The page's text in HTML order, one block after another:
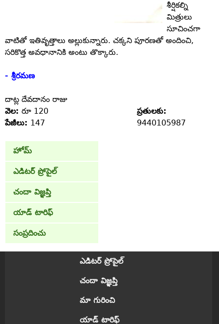
శీర్షికల్ని
మిత్రులు
సూచించగా
వాటితో ఇతివృత్తాలు అల్లుకున్నారు. చక్కని పూరణతో అందించి,
సరికొత్త అవధానానికి అంటు తొక్కారు.
- శ్రీరమణ
దాట్ల దేవదానం రాజు
వెల: రూ 120
పేజీలు: 147
ప్రతులకు:
9440105987
హోమ్
ఎడిటర్ ప్రోపైల్
చందా విజ్ఞప్తి
యాడ్ టారిఫ్
సంప్రదించు
ఎడిటర్ ప్రోపైల్
చందా విజ్ఞప్తి
మా గురించి
యాడ్ టారిఫ్